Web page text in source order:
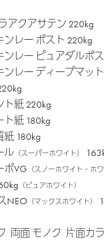
アクアサテン 220kg
ンレー ポスト 220kg
ンレー ピュアダルポ
ンレー ディープマッ
ト紙 220kg
ト紙 180kg
紙 180kg
ル （スーパーホワイト）
ボVG （スノーホワイト・ホワ
（ピュアホワイト）
NEO （マックスホワイト）
両面 モノク 片面カラ